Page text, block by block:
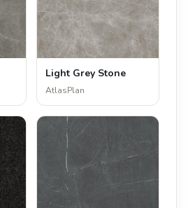
Light Grey Stone
AtlasPlan